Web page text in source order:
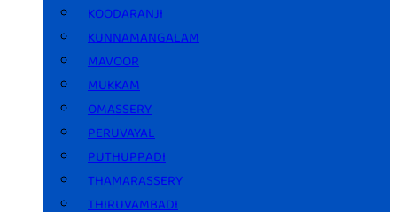
KOODARANJI
KUNNAMANGALAM
MAVOOR
MUKKAM
OMASSERY
PERUVAYAL
PUTHUPPADI
THAMARASSERY
THIRUVAMBADI